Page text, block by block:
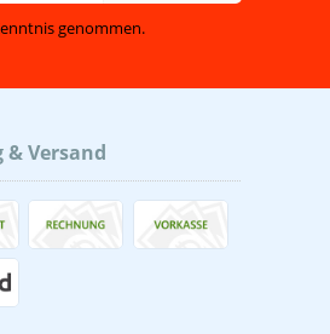
genommen.
& Versand